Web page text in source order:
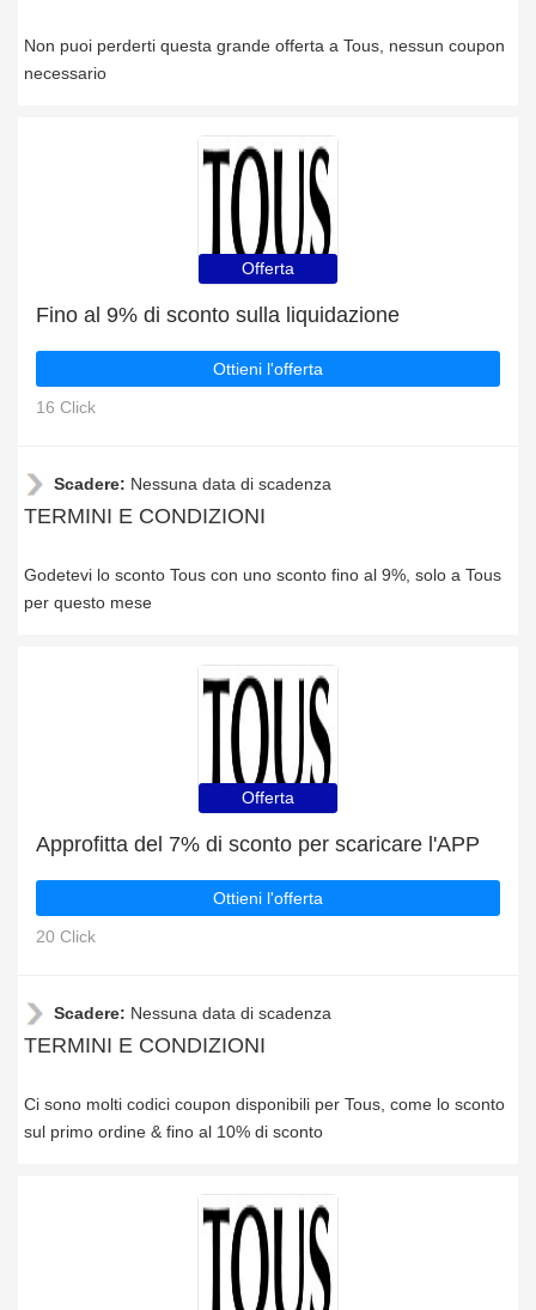
Non puoi perderti questa grande offerta a Tous, nessun coupon
necessario
Offerta
Fino al 9% di sconto sulla liquidazione
Ottieni l'offerta
16 Click
Scadere: Nessuna data di scadenza
TERMINI E CONDIZIONI
Godetevi lo sconto Tous con uno sconto fino al 9%, solo a Tous
per questo mese
Offerta
Approfitta del 7% di sconto per scaricare l'APP
Ottieni l'offerta
20 Click
Scadere: Nessuna data di scadenza
TERMINI E CONDIZIONI
Ci sono molti codici coupon disponibili per Tous, come lo sconto
sul primo ordine & fino al 10% di sconto